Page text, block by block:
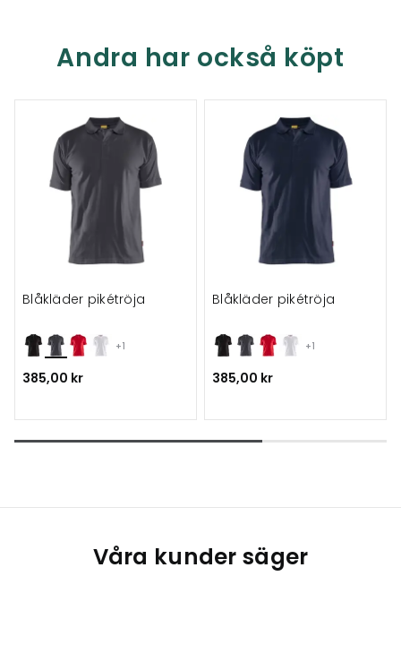
Andra har också köpt
+1
Blåkläder pikétröja
385,00 kr
+1
Blåkläder pikétröja
385,00 kr
Våra kunder säger